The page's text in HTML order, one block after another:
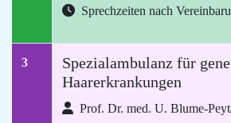
Sprechzeiten nach
3
Spezialambulanz für
Haarerkrankungen
Prof. Dr. med. U. Blume-